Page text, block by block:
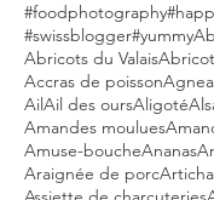
#foodphotography
#swissblogger#yummy
Abricots du Valais
Accras de poisson
AilAil des oursAligoté
Amandes moulues
Amuse-boucheAnanas
Araignée de porc